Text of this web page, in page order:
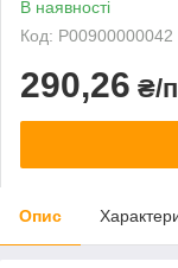
В наявності
Код: P00900000042
290,26 ₴/
Опис